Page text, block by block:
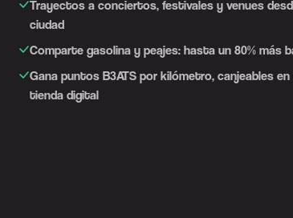
Trayectos a conciertos, festivales y venues
ciudad
Comparte gasolina y peajes: hasta un 80% más
Gana puntos B3ATS por kilómetro, canjeables en
tienda digital